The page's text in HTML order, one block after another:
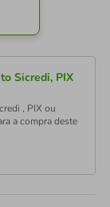
Sicredi, PIX
, PIX ou
a compra deste